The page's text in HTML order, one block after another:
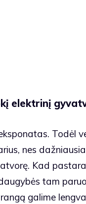
elektrinį
Todėl
nes
Kad
tam
galime